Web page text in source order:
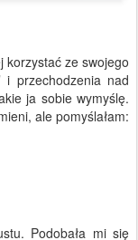
korzystać ze swojego
i przechodzenia nad
ja sobie wymyślę.
ale pomyślałam:
Podobała mi się